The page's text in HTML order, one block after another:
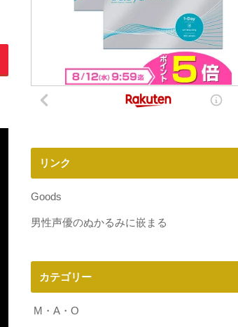
リンク
Goods
男性声優のぬかるみに嵌まる
カテゴリー
M・A・O